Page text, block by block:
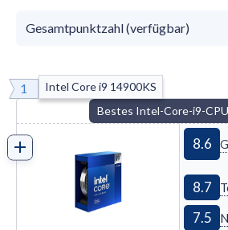
1
Intel Core i9 14900KS
Bestes Intel-Core-i9-
8.6
8.7
7.5